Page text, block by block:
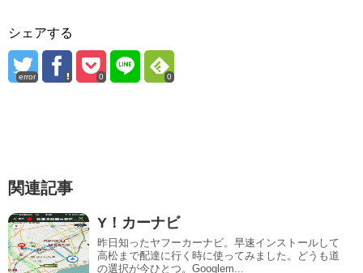
シェアする
error 0 0
関連記事
Y！カーナビ
昨日知ったヤフーカーナビ。早速インストールして
高松まで配達に行く時に使ってみました。どうも道
の選択が今ひとつ。Googlem...